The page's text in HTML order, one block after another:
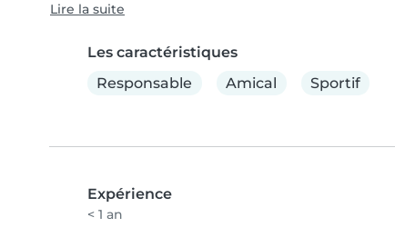
Lire la suite
Les caractéristiques
Responsable
Amical Sportif
Expérience
< 1 an